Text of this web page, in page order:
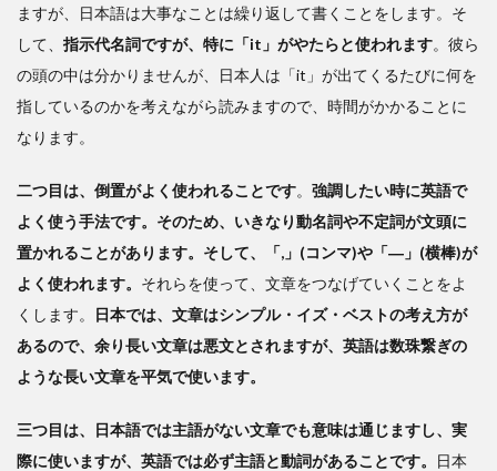
ますが、日本語は大事なことは繰り返して書くことをします。そ
して、 指示代名詞ですが、特に「it」がやたらと使われます。彼ら
の頭の中は分かりませんが、日本人は「it」が出てくるたびに何を
指しているのかを考えながら読みますので、時間がかかることに
なります。
二つ目は、倒置がよく使われることです。 強調したい時に英語で
よく使う手法です。そのため、いきなり動名詞や不定詞が文頭に
置かれることがあります。そして、「,」(コンマ)や「―」(横棒)が
よく使われます。 それらを使って、文章をつなげていくことをよ
くします。
日本では、文章はシンプル・イズ・ベストの考え方が
あるので、余り長い文章は悪文とされますが、英語は数珠繋ぎの
ような長い文章を平気で使います。
三つ目は、
日本語では主語がない文章でも意味は通じますし、実
際に使いますが、英語では必ず主語と動詞があることです。
日本